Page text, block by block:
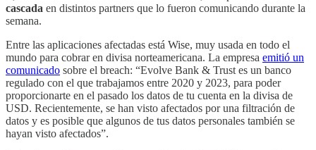
cascada en distintos partners que lo fueron comunicando durante la
semana.
Entre las aplicaciones afectadas está Wise, muy usada en todo el
mundo para cobrar en divisa norteamericana. La empresa emitió un
comunicado sobre el breach: “Evolve Bank & Trust es un banco
regulado con el que trabajamos entre 2020 y 2023, para poder
proporcionarte en el pasado los datos de tu cuenta en la divisa de
USD. Recientemente, se han visto afectados por una filtración de
datos y es posible que algunos de tus datos personales también se
hayan visto afectados”.